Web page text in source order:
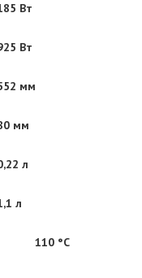
Вт
Вт
мм
мм
л
л
110 °С